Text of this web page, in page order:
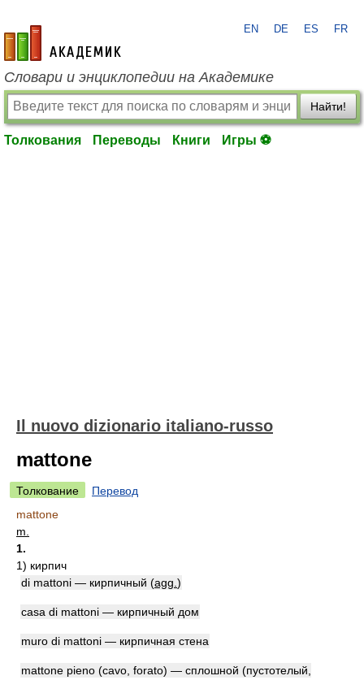
academic.ru
EN DE ES FR
Словари и энциклопедии на Академике
Найти!
Толкования Переводы Книги Игры ⚽
Il nuovo dizionario italiano-russo
mattone
Толкование
Перевод
mattone
m.
1.
1) кирпич
di mattoni — кирпичный (agg. )
casa di mattoni — кирпичный дом
muro di mattoni — кирпичная стена
mattone pieno (cavo, forato) — сплошной (пустотелый,